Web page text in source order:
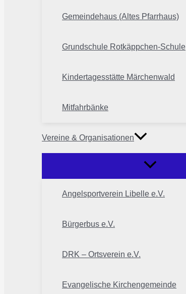
Gemeindehaus (Altes Pfarrhaus)
Grundschule Rotkäppchen-Schule
Kindertagesstätte Märchenwald
Mitfahrbänke
Vereine & Organisationen
Angelsportverein Libelle e.V.
Bürgerbus e.V.
DRK – Ortsverein e.V.
Evangelische Kirchengemeinde